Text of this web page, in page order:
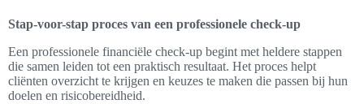
Stap-voor-stap proces van een professionele check-up
Een professionele financiële check-up begint met heldere stappen
die samen leiden tot een praktisch resultaat. Het proces helpt
cliënten overzicht te krijgen en keuzes te maken die passen bij hun
doelen en risicobereidheid.